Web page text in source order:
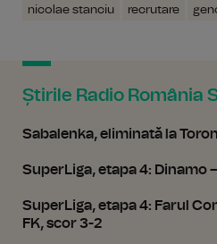
nicolae stanciu recrutare
Știrile Radio România
Sabalenka, eliminată la
SuperLiga, etapa 4: Dinamo
SuperLiga, etapa 4: Farul
FK, scor 3-2